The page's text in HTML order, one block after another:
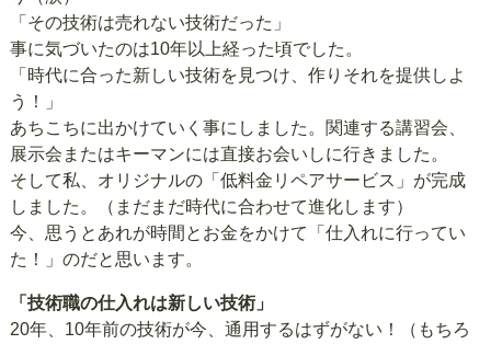
「その技術は売れない技術だった」
事に気づいたのは10年以上経った頃でした。
「時代に合った新しい技術を見つけ、作りそれを提供しよ
う！」
あちこちに出かけていく事にしました。関連する講習会、
展示会またはキーマンには直接お会いしに行きました。
そして私、オリジナルの「低料金リペアサービス」が完成
しました。（まだまだ時代に合わせて進化します）
今、思うとあれが時間とお金をかけて「仕入れに行ってい
た！」のだと思います。
「技術職の仕入れは新しい技術」
20年、10年前の技術が今、通用するはずがない！（もちろ